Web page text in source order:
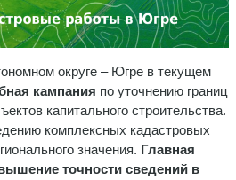
округе – Югре в текущем
кампания по уточнению границ
капитального строительства.
комплексных кадастровых
значения. Главная
точности сведений в